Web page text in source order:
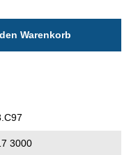
gewünschten
Warenkorb
3000